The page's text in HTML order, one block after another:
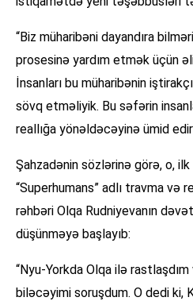
“Biz müharibəni dayandıra
prosesinə yardım etmək üçün
İnsanları bu müharibənin
sövq etməliyik. Bu səfərin
reallığa yönəldəcəyinə ümid
Şahzadənin sözlərinə görə, o,
“Superhumans” adlı travma və
rəhbəri Olqa Rudniyevanın
düşünməyə başlayıb:
“Nyu-Yorkda Olqa ilə
biləcəyimi soruşdum. O dedi ki,